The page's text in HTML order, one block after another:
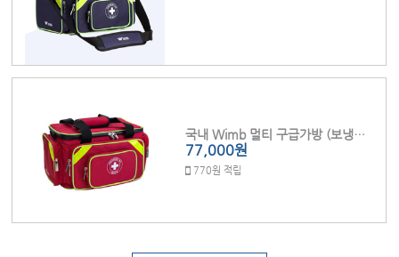
국내 Wimb 멀티 구급가방 (보냉키트포함)
77,000원
770원 적립